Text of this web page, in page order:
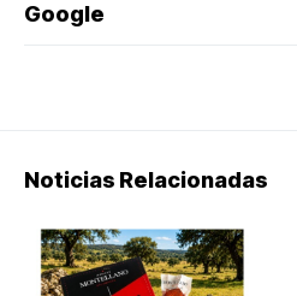
Google
Noticias Relacionadas